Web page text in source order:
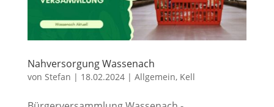
Nahversorgung Wassenach
von Stefan | 18.02.2024| Allgemein, Kell